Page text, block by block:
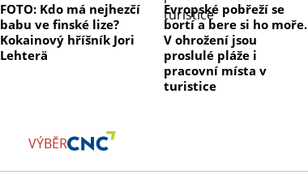
FOTO: Kdo má nejhezčí
babu ve finské lize?
Kokainový hříšník Jori
Lehterä
Evropské pobřeží se
bortí a bere si ho moře.
V ohrožení jsou
proslulé pláže i
pracovní místa v
turistice
VÝBĚR